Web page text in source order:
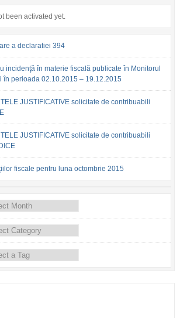
been activated yet.
a declaratiei 394
incidenţă în materie fiscală publicate în Monitorul
în perioada 02.10.2015 – 19.12.2015
JUSTIFICATIVE solicitate de contribuabili
JUSTIFICATIVE solicitate de contribuabili
fiscale pentru luna octombrie 2015